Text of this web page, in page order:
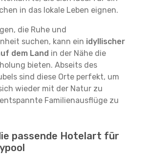
in das lokale Leben eignen.
die Ruhe und
suchen, kann ein idyllischer
dem Land in der Nähe die
bieten. Abseits des
sind diese Orte perfekt, um
wieder mit der Natur zu
Familienausflüge zu
passende Hotelart für